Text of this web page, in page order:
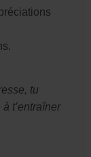
tu
t’entraîner